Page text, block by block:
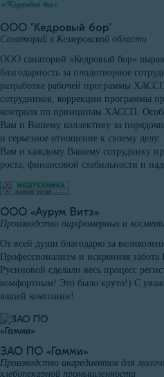
ООО "Кедровый бор"
Санаторий в Кемеровской области
ООО санаторий «Кедровый бор»
благодарность за плодотворное
разработке рабочей программы
сотрудников, коррекции программы
контроля по принципам ХАССП.
Вам и Вашему коллективу за
и серьезное отношение к своему
Вам и каждому Вашему сотруднику
роста, финансовой стабильности и
ООО «Аурум Витэ»
Производство парфюмерных и
От всей души благодарю за
Профессионализм и искренняя забота
Русиновой сделали весь процесс
комфортным! Это было круто!) С
вашей компании!
ЗАО ПО «Гамми»
Производство ингредиентов для
хлебопекарной промышленности